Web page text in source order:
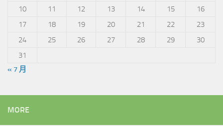
10
11 12 13 14 15
16
17
18 19 20 21 22
23
24
25 26 27 28 29
30
31
« 7 月
MORE